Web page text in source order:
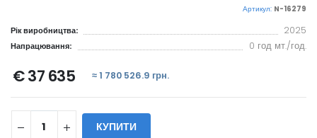
Артикул: N-16279
Рік виробництва: 2025
Напрацювання: 0 год мт./год.
€ 37 635 ≈ 1 780 526.9 грн.
КУПИТИ